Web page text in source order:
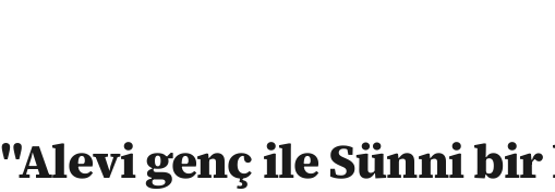
"Alevi genç ile Sünni bir